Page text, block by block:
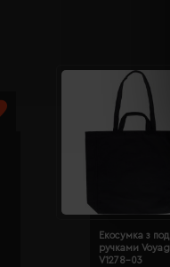
Екосумка з
ручками
V1278-03